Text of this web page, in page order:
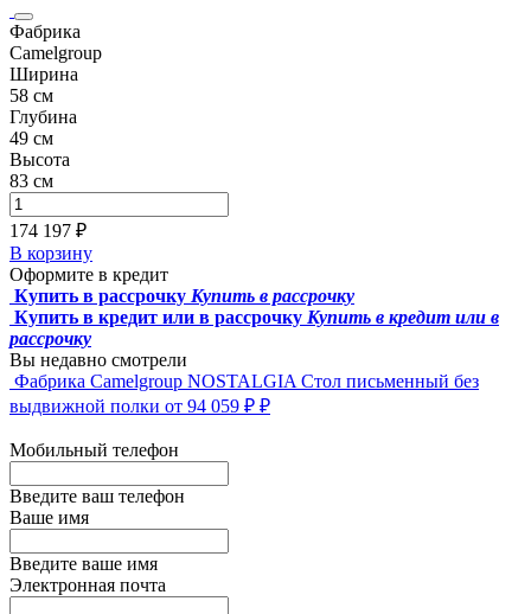
Фабрика
Camelgroup
Ширина
58 см
Глубина
49 см
Высота
83 см
174 197 ₽
В корзину
Оформите в кредит
Купить в рассрочку Купить в рассрочку
Купить в кредит или в рассрочку Купить в кредит или в
рассрочку
Вы недавно смотрели
Фабрика Camelgroup NOSTALGIA Стол письменный без
выдвижной полки от 94 059 ₽ ₽
Мобильный телефон
Введите ваш телефон
Ваше имя
Введите ваше имя
Электронная почта